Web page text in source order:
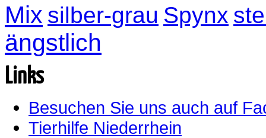
Mix silber-grau Spynx
ängstlich
Links
Besuchen Sie uns auch auf
Tierhilfe Niederrhein